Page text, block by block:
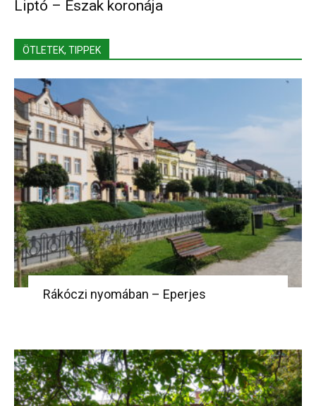
Liptó – Észak koronája
ÖTLETEK, TIPPEK
Rákóczi nyomában – Eperjes